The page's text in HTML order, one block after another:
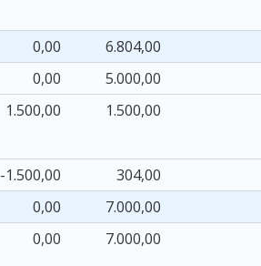
0,00 6.804,00
0,00 5.000,00
1.500,00 1.500,00
-1.500,00 304,00
0,00 7.000,00
0,00 7.000,00